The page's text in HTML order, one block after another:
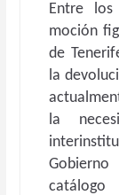
Entre los
moción
de
la
la